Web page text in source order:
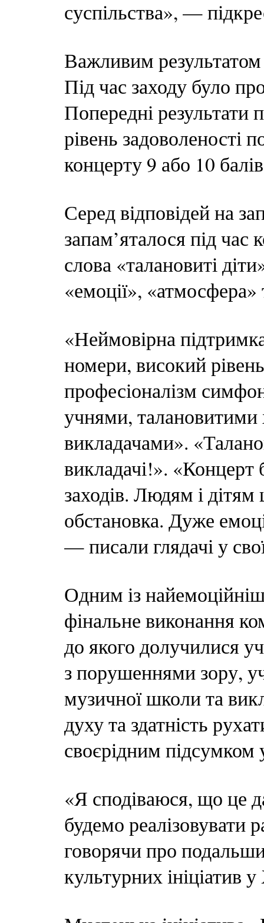
суспільства», —
Важливим результатом
Під час заходу було
Попередні результати
рівень задоволеності
концерту 9 або 10
Серед відповідей на
запам’яталося під час
слова «талановиті
«емоції»,
«Неймовірна
номери, високий
професіоналізм
учнями, талановитими
викладачами».
викладачі!».
заходів. Людям і
обстановка. Дуже
— писали глядачі у
Одним із
фінальне виконання
до якого долучилися
з порушеннями зору,
музичної школи та
духу та здатність
своєрідним підсумком
«Я сподіваюся, що це
будемо реалізовувати
говорячи про
культурних ініціатив